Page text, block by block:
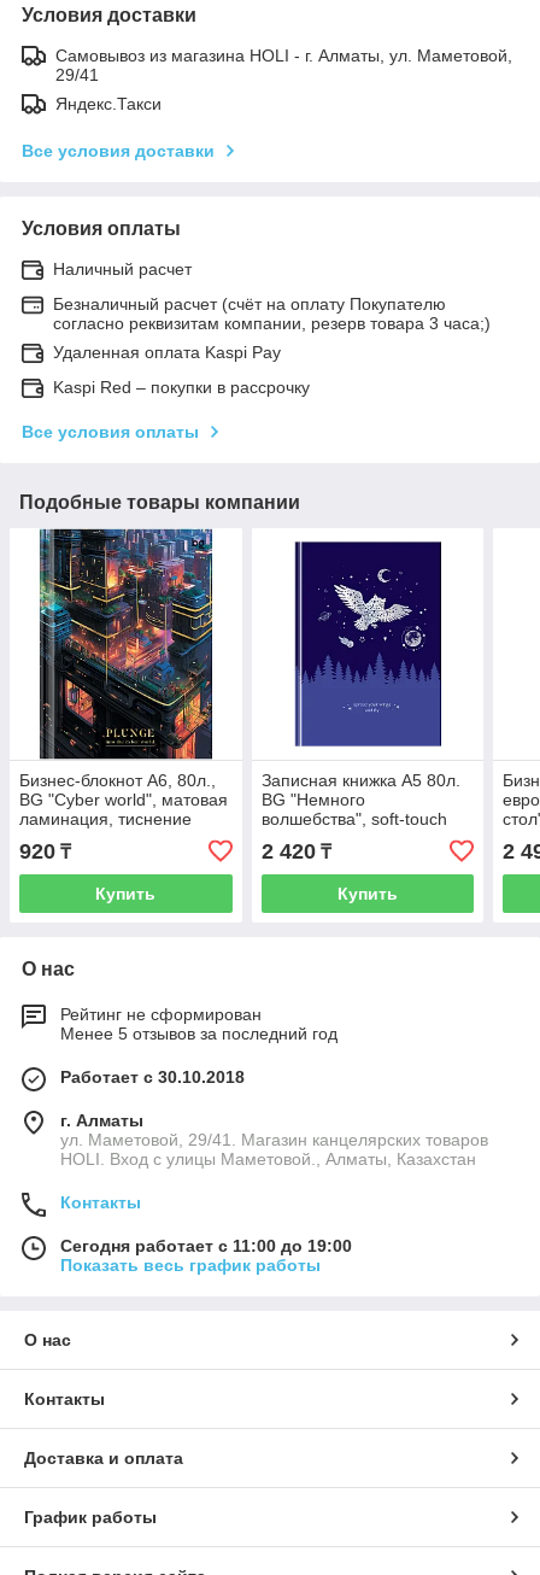
Условия доставки
Самовывоз из магазина HOLI - г. Алматы, ул. Маметовой,
29/41
Яндекс.Такси
Все условия доставки
Условия оплаты
Наличный расчет
Безналичный расчет (счёт на оплату Покупателю
согласно реквизитам компании, резерв товара 3 часа;)
Удаленная оплата Kaspi Pay
Kaspi Red – покупки в рассрочку
Все условия оплаты
Подобные товары компании
Бизнес-блокнот А6, 80л.,
BG "Cyber world", матовая
ламинация, тиснение
фольгой
920 ₸
Купить
Записная книжка А5 80л.
BG "Немного
волшебства", soft-touch
ламинация, тиснение
голографической фоль
2 420₸
Купить
2
О нас
Рейтинг не сформирован
Менее 5 отзывов за последний год
Работает с 30.10.2018
г. Алматы
ул. Маметовой, 29/41. Магазин канцелярских товаров
HOLI. Вход с улицы Маметовой., Алматы, Казахстан
Контакты
Сегодня работает с 11:00 до 19:00
Показать весь график работы
О нас
Контакты
Доставка и оплата
График работы